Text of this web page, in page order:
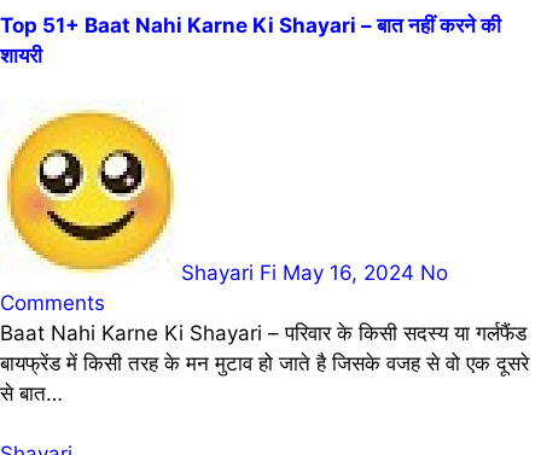
Top 51+ Baat Nahi Karne Ki Shayari – बात नहीं करने की
शायरी
Shayari Fi May 16, 2024 No
Comments
Baat Nahi Karne Ki Shayari – परिवार के किसी सदस्य या गर्लफैंड
बायफ्रेंड में किसी तरह के मन मुटाव हो जाते है जिसके वजह से वो एक दूसरे
से बात…